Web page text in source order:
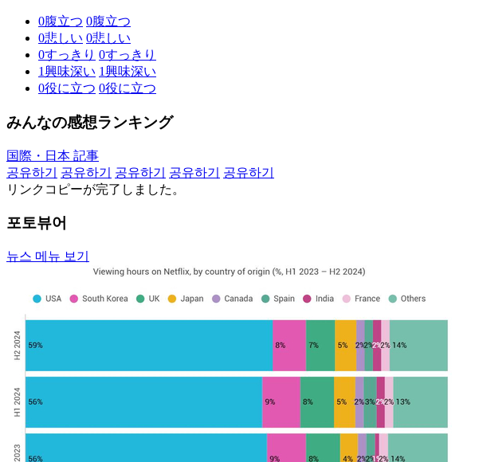
0腹立つ 0腹立つ
0悲しい 0悲しい
0すっきり 0すっきり
1興味深い 1興味深い
0役に立つ 0役に立つ
みんなの感想ランキング
国際・日本 記事
공유하기
공유하기 공유하기 공유하기
공유하기
リンクコピーが完了しました。
포토뷰어
뉴스 메뉴 보기